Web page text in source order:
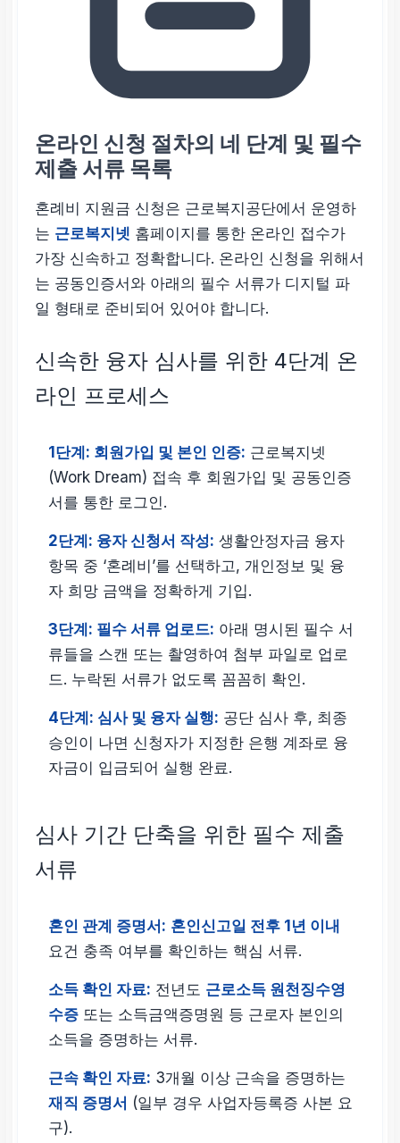
* 월 상환 원금은 원금
균등 분할한 금액입니
다. 이자는 원금 잔액에
소하므로, 상환 후기로
온라인 신청 절차의 네 단계 및 필수
제출 서류 목록
혼례비 지원금 신청은 근로복지공단에서 운영하
는 근로복지넷 홈페이지를 통한 온라인 접수가
가장 신속하고 정확합니다. 온라인 신청을 위해서
는 공동인증서와 아래의 필수 서류가 디지털 파
일 형태로 준비되어 있어야 합니다.
신속한 융자 심사를 위한 4단계 온
라인 프로세스
1단계: 회원가입 및 본인 인증: 근로복지넷
(Work Dream) 접속 후 회원가입 및 공동인증
서를 통한 로그인.
2단계: 융자 신청서 작성: 생활안정자금 융자
항목 중 ‘혼례비’를 선택하고, 개인정보 및 융
자 희망 금액을 정확하게 기입.
3단계: 필수 서류 업로드: 아래 명시된 필수 서
류들을 스캔 또는 촬영하여 첨부 파일로 업로
드. 누락된 서류가 없도록 꼼꼼히 확인.
4단계: 심사 및 융자 실행: 공단 심사 후, 최종
승인이 나면 신청자가 지정한 은행 계좌로 융
자금이 입금되어 실행 완료.
심사 기간 단축을 위한 필수 제출
서류
혼인 관계 증명서: 혼인신고일 전후 1년 이내
요건 충족 여부를 확인하는 핵심 서류.
소득 확인 자료: 전년도 근로소득 원천징수영
수증 또는 소득금액증명원 등 근로자 본인의
소득을 증명하는 서류.
근속 확인 자료: 3개월 이상 근속을 증명하는
재직 증명서 (일부 경우 사업자등록증 사본 요
구).